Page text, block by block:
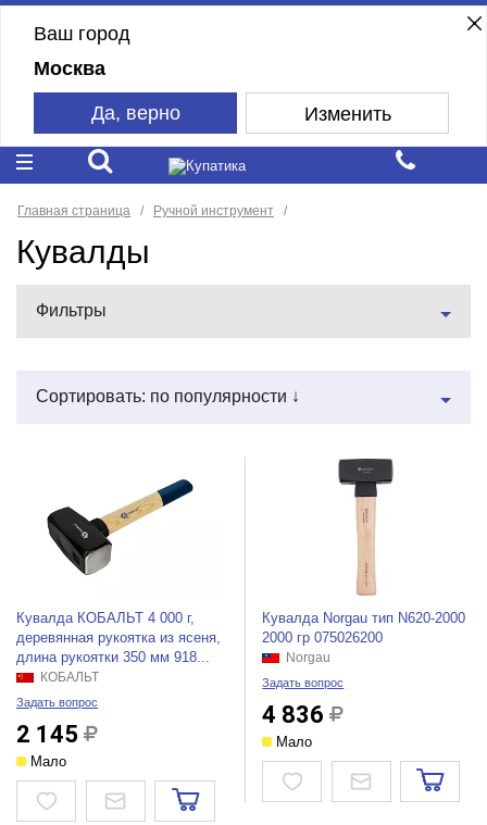
Ваш город
Москва
Да, верно Изменить
Главная страница Ручной инструмент
Кувалды
Фильтры
Сортировать: по популярности ↓
Кувалда КОБАЛЬТ 4 000 г,
деревянная рукоятка из ясеня,
длина рукоятки 350 мм 918...
КОБАЛЬТ
Задать вопрос
2 145
Мало
Кувалда Norgau тип N620-2000
2000 гр 075026200
Norgau
Задать вопрос
4 836
Мало